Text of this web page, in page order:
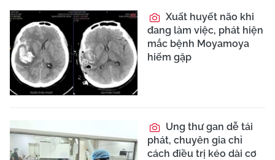
Xuất huyết não khi
đang làm việc, phát hiện
mắc bệnh Moyamoya
hiếm gặp
Ung thư gan dễ tái
phát, chuyên gia chỉ
cách điều trị kéo dài cơ